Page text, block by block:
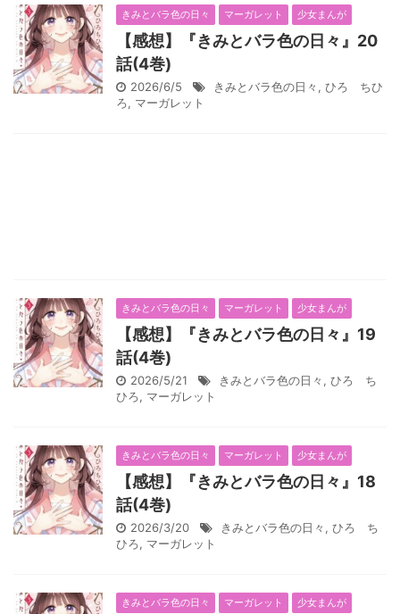
きみとバラ色の日々 マーガレット 少女まんが
【感想】『きみとバラ色の日々』20
話(4巻)
2026/6/5 きみとバラ色の日々 , ひろ ちひ
ろ, マーガレット
きみとバラ色の日々 マーガレット 少女まんが
【感想】『きみとバラ色の日々』19
話(4巻)
2026/5/21 きみとバラ色の日々 , ひろ ち
ひろ, マーガレット
きみとバラ色の日々 マーガレット 少女まんが
【感想】『きみとバラ色の日々』18
話(4巻)
2026/3/20 きみとバラ色の日々 , ひろ ち
ひろ, マーガレット
きみとバラ色の日々 マーガレット 少女まんが